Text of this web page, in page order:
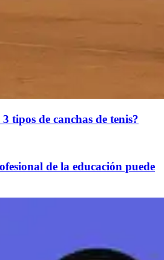
tipos de canchas de tenis?
de la educación puede